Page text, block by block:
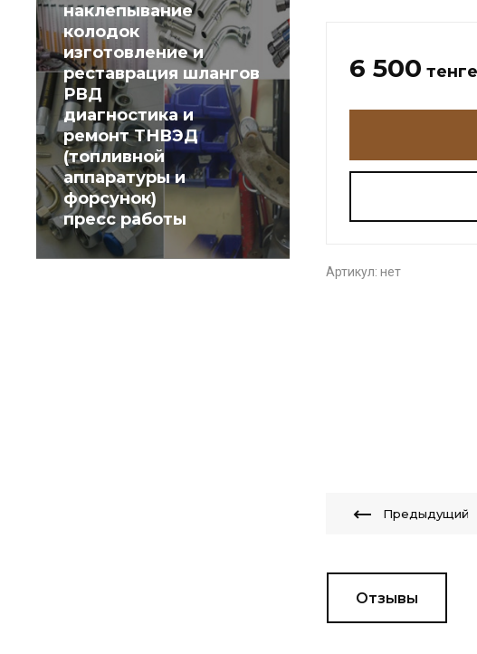
наклепывание
колодок
изготовление и
реставрация шлангов
РВД
диагностика и
ремонт ТНВЭД
(топливной
аппаратуры и
форсунок)
пресс работы
6 500 тенге
Артикул: нет
Предыдущий
Отзывы